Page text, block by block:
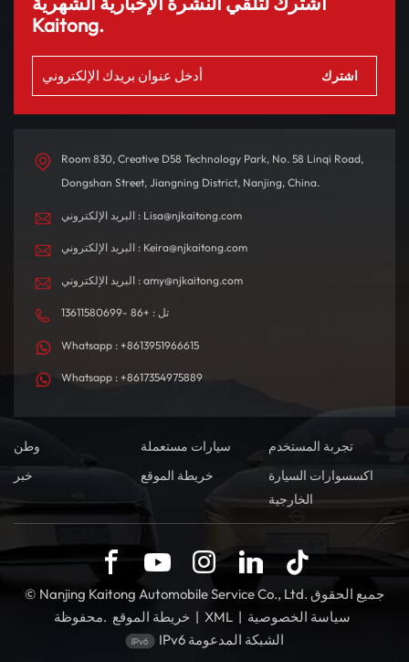
Kaitong.
Room 830, Creative D58 Technology Park, No. 58 Linqi Road,
Dongshan Street, Jiangning District, Nanjing, China.
البريد الإلكتروني : Lisa@njkaitong.com
البريد الإلكتروني : Keira@njkaitong.com
البريد الإلكتروني : amy@njkaitong.com
تل : +86 -13611580699
Whatsapp : +8613951966615
Whatsapp : +8617354975889
وطن سيارات مستعملة
تجربة المستخدم
خبر
خريطة الموقع
اكسسوارات السيارة
الخارجية
© Nanjing Kaitong Automobile Service Co., Ltd. جميع الحقوق
محفوظة. خريطة الموقع | XML | سياسة الخصوصية
IPv6 الشبكة المدعومة